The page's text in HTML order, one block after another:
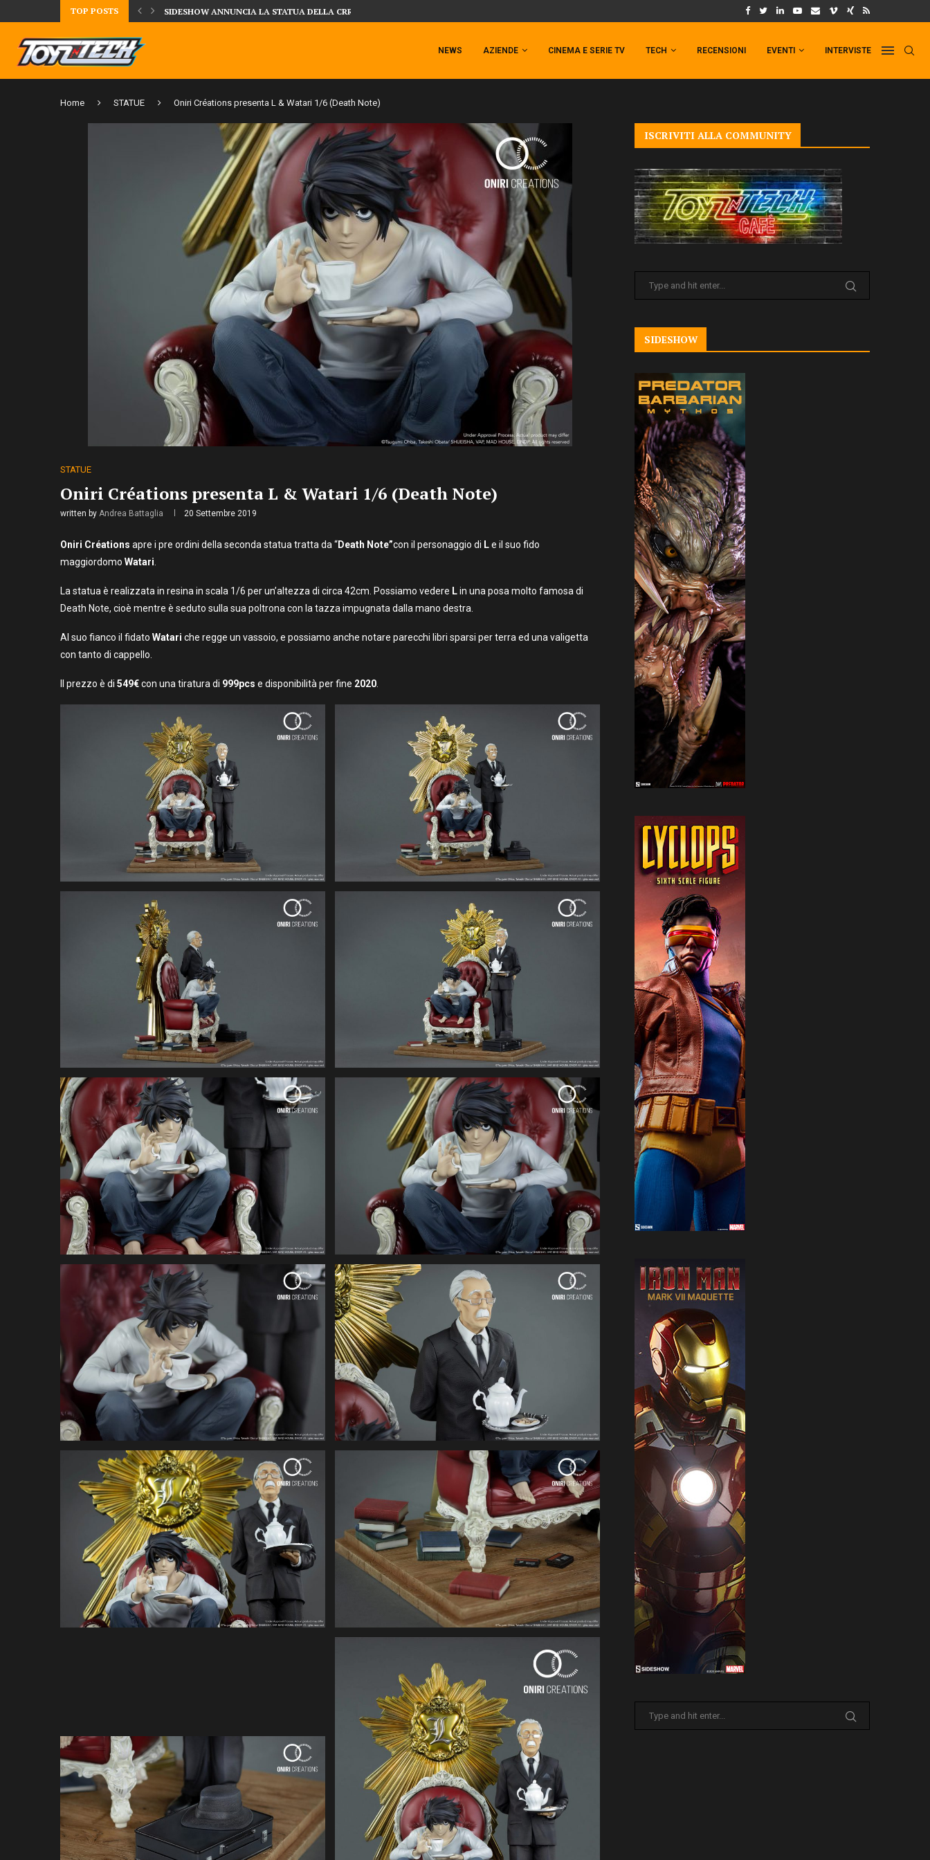
TOP POSTS
DELLA CRRATURA DELLA LAGUNA...DAL MONDO DEGLI X-MEN ARRIVA TEMPESTA TARGATA SIDESHOW! IL TRAILER DI FIST OF THE NORTH STAR!
NEWS AZIENDE CINEMA E SERIE TV TECH RECENSIONI EVENTI INTERVISTE
Home STATUE Oniri Créations presenta L & Watari 1/6 (Death Note)
STATUE
Oniri Créations presenta L & Watari 1/6 (Death Note)
written by Andrea Battaglia 20 Settembre 2019
Oniri Créations apre i pre ordini della seconda statua tratta da “Death Note”con il personaggio di Le il suo fido
maggiordomo Watari
La statua è realizzata in resina in scala 1/6 per un’altezza di circa 42cm. Possiamo vedere Lin una posa molto famosa di
Death Note, cioè mentre è seduto sulla sua poltrona con la tazza impugnata dalla mano destra.
Al suo fianco il fidato Watari che regge un vassoio, e possiamo anche notare parecchi libri sparsi per terra ed una valigetta
con tanto di cappello.
Il prezzo è di 549€con una tiratura di 999pcs e disponibilità per fine 2020
ISCRIVITI ALLA COMMUNITY
SIDESHOW